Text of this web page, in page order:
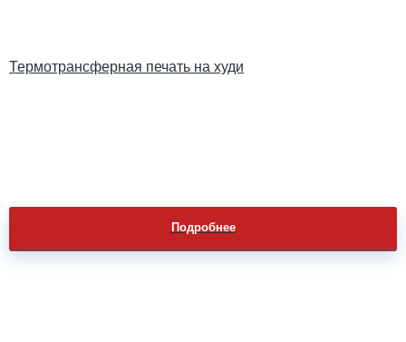
Термотрансферная печать на худи
Подробнее